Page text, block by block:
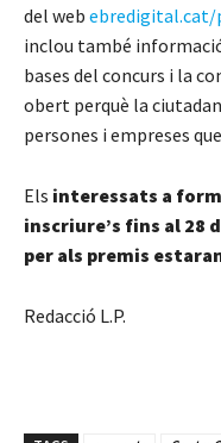
del web
inclou també
bases del concurs i la
obert perquè la
persones i empreses
Els interessats a
inscriure’s fins al 28
per als premis
Redacció L.P.